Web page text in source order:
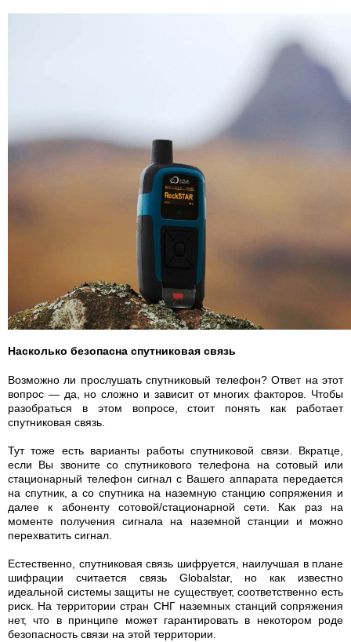
Насколько безопасна спутниковая связь
Возможно ли прослушать спутниковый телефон? Ответ на этот
вопрос — да, но сложно и зависит от многих факторов. Чтобы
разобраться в этом вопросе, стоит понять как работает
спутниковая связь.
Тут тоже есть варианты работы спутниковой связи. Вкратце,
если Вы звоните со спутникового телефона на сотовый или
стационарный телефон сигнал с Вашего аппарата передается
на спутник, а со спутника на наземную станцию сопряжения и
далее к абоненту сотовой/стационарной сети. Как раз на
моменте получения сигнала на наземной станции и можно
перехватить сигнал.
Естественно, спутниковая связь шифруется, наилучшая в плане
шифрации считается связь Globalstar, но как известно
идеальной системы защиты не существует, соответственно есть
риск. На территории стран СНГ наземных станций сопряжения
нет, что в принципе может гарантировать в некотором роде
безопасность связи на этой территории.